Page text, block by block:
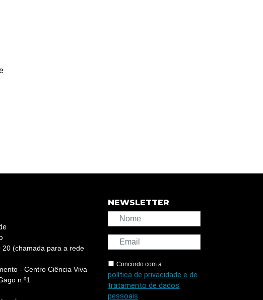
20 (chamada para a rede
- Centro Ciência Viva
n.º1
NEWSLETTER
Concordo com a
política de privacidade e de
tratamento de dados
pessoais